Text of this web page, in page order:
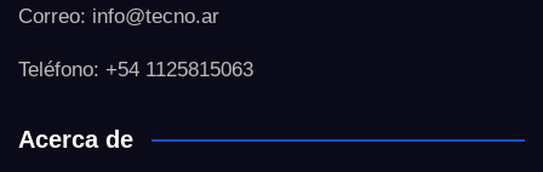
Correo: info@tecno.ar
Teléfono: +54 1125815063
Acerca de